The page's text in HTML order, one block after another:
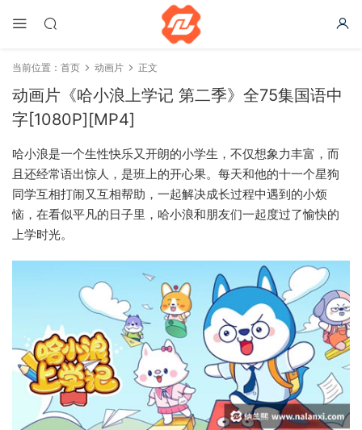
当前位置： 首页 动画片 正文
动画片《哈小浪上学记 第二季》全75集国语中
字[1080P][MP4]
哈小浪是一个生性快乐又开朗的小学生，不仅想象力丰富，而
且还经常语出惊人，是班上的开心果。每天和他的十一个星狗
同学互相打闹又互相帮助，一起解决成长过程中遇到的小烦
恼，在看似平凡的日子里，哈小浪和朋友们一起度过了愉快的
上学时光。